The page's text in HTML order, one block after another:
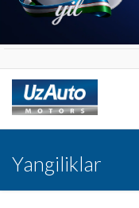
Yangiliklar